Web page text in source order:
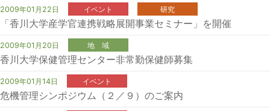
2009年01月22日 イベント 研究
「香川大学産学官連携戦略展開事業セミナー」を開催
2009年01月20日 地 域
香川大学保健管理センター非常勤保健師募集
2009年01月14日 イベント
危機管理シンポジウム（２／９）のご案内